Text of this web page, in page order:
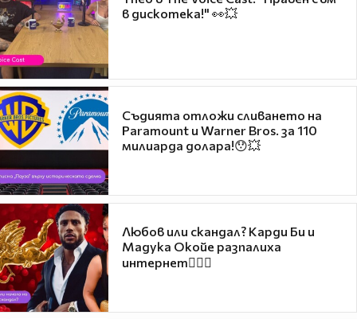
в дискотека!" 👀💥
Съдията отложи сливането на
Paramount и Warner Bros. за 110
милиарда долара!😯💥
Любов или скандал? Карди Би и
Мадука Окойе разпалиха
интернет❤️‍🔥🔥